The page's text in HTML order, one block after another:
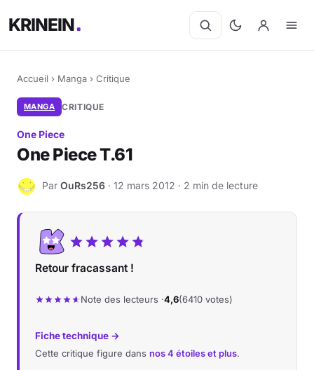
KRINEIN
Accueil › Manga › Critique
MANGA CRITIQUE
One Piece
One Piece T.61
O Par OuRs256 · 12 mars 2012 · 2 min de lecture
Retour fracassant !
Note des lecteurs ·4,6(6410 votes)
Fiche technique →
Cette critique figure dans nos 4 étoiles et plus.